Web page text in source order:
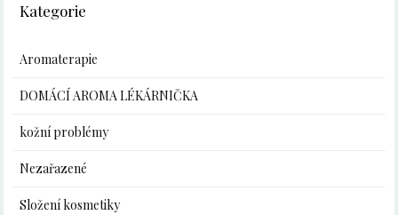
Kategorie
Aromaterapie
DOMÁCÍ AROMA LÉKÁRNIČKA
kožní problémy
Nezařazené
Složení kosmetiky